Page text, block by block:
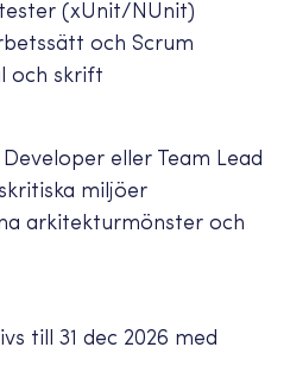
(xUnit/NUnit)
och Scrum
och skrift
eller Team Lead
miljöer
arkitekturmönster och
till 31 dec 2026 med